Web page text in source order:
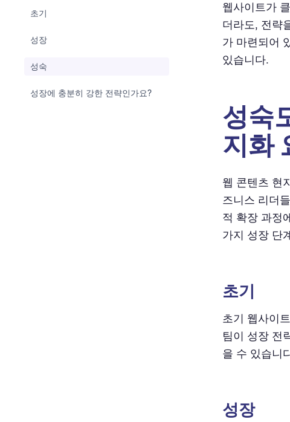
초기
성장
성숙
성장에 충분히 강한 전략인가요?
웹사이트가
더라도, 전략
가 마련되어
있습니다.
성숙
지화
웹 콘텐츠 현
즈니스 리더
적 확장 과정
가지 성장 단
초기
초기 웹사이
팀이 성장 전
을 수 있습니
성장